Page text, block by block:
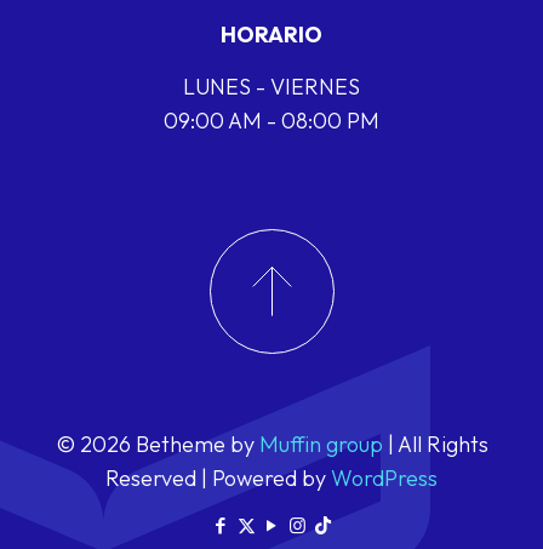
HORARIO
LUNES - VIERNES
09:00 AM - 08:00 PM
© 2026 Betheme by Muffin group | All Rights
Reserved | Powered byWordPress